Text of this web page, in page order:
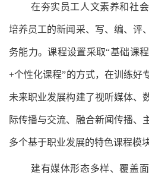
在夯实员工人文素养和社
培养员工的新闻采、写、编、评
务能力。课程设置采取“基础课程
+个性化课程”的方式，在训练好
未来职业发展构建了视听媒体、
际传播与交流、融合新闻传播、
多个基于职业发展的特色课程模块
建有媒体形态多样、覆盖